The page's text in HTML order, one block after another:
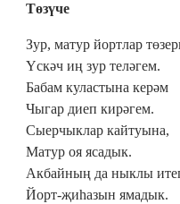
Төзүче
Зур, матур йортлар
Үскәч иң зур теләгем.
Бабам куластына керәм
Чыгар диеп кирәгем.
Сыерчыклар кайтуына,
Матур оя ясадык.
Акбайның да ныклы
Йорт-җиһазын ямадык.